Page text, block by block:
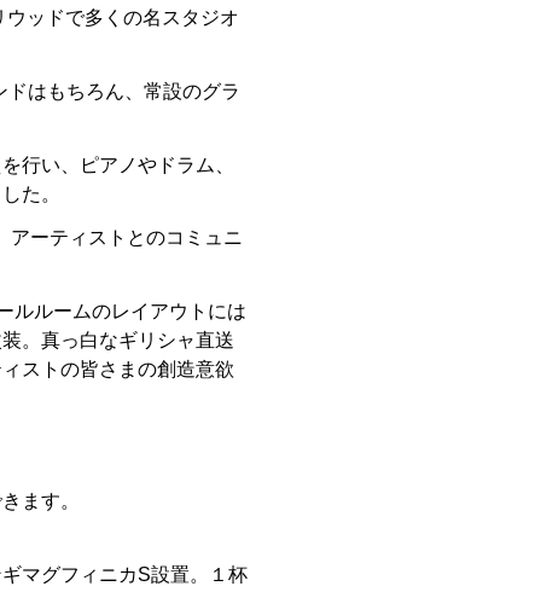
ッドで多くの名スタジオ
はもちろん、常設のグラ
行い、ピアノやドラム、
た。
アーティストとのコミュニ
ルルームのレイアウトには
。真っ白なギリシャ直送
ストの皆さまの創造意欲
ます。
マグフィニカS設置。１杯